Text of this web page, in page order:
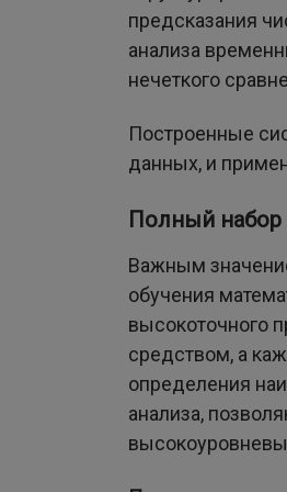
предсказания
анализа
нечеткого
Построенные
данных, и
Полный набор
Важным
обучения
высокоточного
средством, а
определения
анализа,